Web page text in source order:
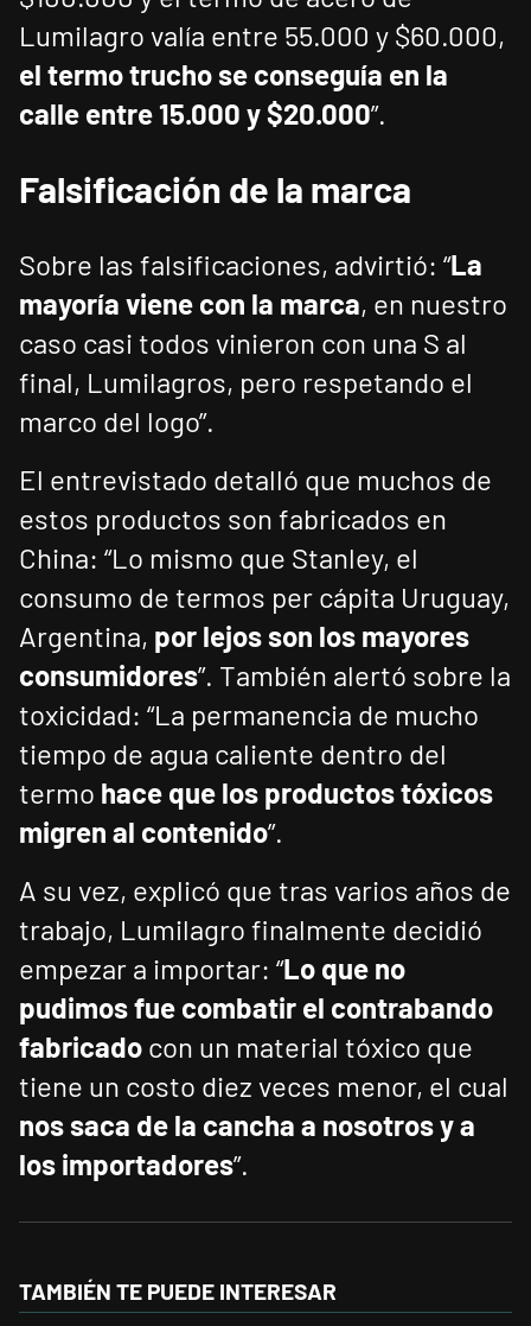
Lumilagro valía entre 55.000 y $60.000,
el termo trucho se conseguía en la
calle entre 15.000 y $20.000”.
Falsificación de la marca
Sobre las falsificaciones, advirtió: “La
mayoría viene con la marca, en nuestro
caso casi todos vinieron con una S al
final, Lumilagros, pero respetando el
marco del logo”.
El entrevistado detalló que muchos de
estos productos son fabricados en
China: “Lo mismo que Stanley, el
consumo de termos per cápita Uruguay,
Argentina, por lejos son los mayores
consumidores”. También alertó sobre la
toxicidad: “La permanencia de mucho
tiempo de agua caliente dentro del
termo hace que los productos tóxicos
migren al contenido”.
A su vez, explicó que tras varios años de
trabajo, Lumilagro finalmente decidió
empezar a importar: “Lo que no
pudimos fue combatir el contrabando
fabricado con un material tóxico que
tiene un costo diez veces menor, el cual
nos saca de la cancha a nosotros y a
los importadores”.
TAMBIÉN TE PUEDE INTERESAR